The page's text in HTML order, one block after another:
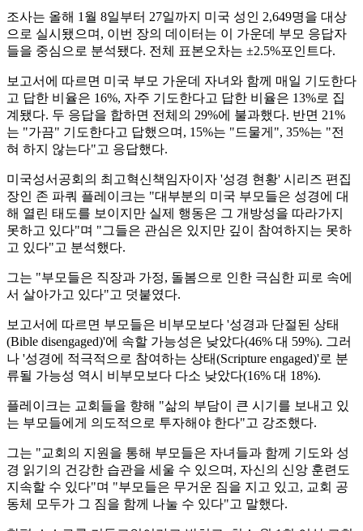
조사는 올해 1월 8일부터 27일까지 미국 성인 2,649명을 대상
으로 실시됐으며, 이번 장의 데이터는 이 가운데 부모 응답자
들을 중심으로 분석됐다. 전체 표본오차는 ±2.5%포인트다.
보고서에 따르면 미국 부모 가운데 자녀와 함께 매일 기도한다
고 답한 비율은 16%, 자주 기도한다고 답한 비율은 13%로 집
계됐다. 두 응답을 합하면 전체의 29%에 불과했다. 반면 21%
는 "가끔" 기도한다고 답했으며, 15%는 "드물게", 35%는 "전
혀 하지 않는다"고 응답했다.
미국성서공회의 최고혁신책임자이자 '성경 현황' 시리즈 편집
장인 존 파쿼 플레이크는 "대부분의 미국 부모들은 성경에 대
해 열린 태도를 보이지만 실제 행동은 그 개방성을 따라가지
못하고 있다"며 "그들은 관심은 있지만 깊이 참여하지는 못하
고 있다"고 분석했다.
그는 "부모들은 직장과 가정, 돌봄으로 인한 극심한 피로 속에
서 살아가고 있다"고 덧붙였다.
보고서에 따르면 부모들은 비부모보다 '성경과 단절된 상태
(Bible disengaged)'에 속할 가능성은 낮았다(46% 대 59%). 그러
나 '성경에 적극적으로 참여하는 상태(Scripture engaged)'로 분
류될 가능성 역시 비부모보다 다소 낮았다(16% 대 18%).
플레이크는 교회들을 향해 "삶의 부담이 큰 시기를 보내고 있
는 부모들에게 의도적으로 투자해야 한다"고 강조했다.
그는 "교회의 지원을 통해 부모들은 자녀들과 함께 기도와 성
경 읽기의 건강한 습관을 세울 수 있으며, 자신의 신앙 훈련도
지속할 수 있다"며 "부모들은 무거운 짐을 지고 있고, 교회 공
동체 모두가 그 짐을 함께 나눌 수 있다"고 말했다.